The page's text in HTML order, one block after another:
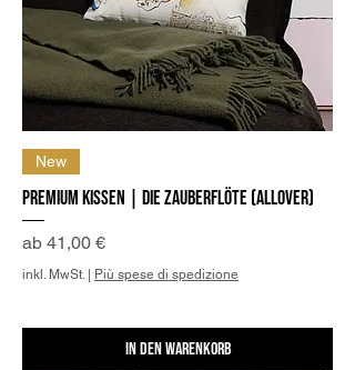
New
Premium Kissen | Die Zauberflöte (allover)
ab 41,00 €
Sale-Preis
inkl. MwSt.| Più spese di spedizione
In den Warenkorb